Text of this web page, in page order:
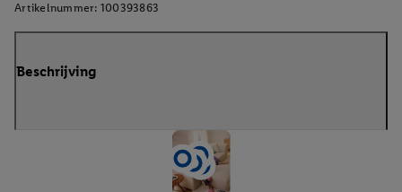
Artikelnummer: 100393863
Beschrijving